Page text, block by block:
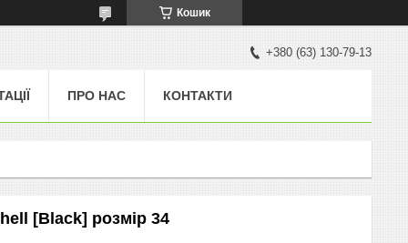
Кошик
+380 (63) 130-79-13
ПРО НАС КОНТАКТИ
[Black] розмір 34